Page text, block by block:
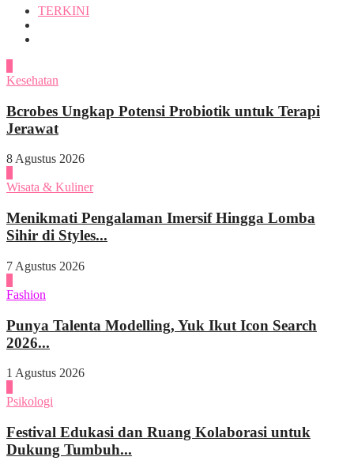
TERKINI
Kesehatan
Bcrobes Ungkap Potensi Probiotik untuk Terapi
Jerawat
8 Agustus 2026
Wisata & Kuliner
Menikmati Pengalaman Imersif Hingga Lomba
Sihir di Styles...
7 Agustus 2026
Fashion
Punya Talenta Modelling, Yuk Ikut Icon Search
2026...
1 Agustus 2026
Psikologi
Festival Edukasi dan Ruang Kolaborasi untuk
Dukung Tumbuh...